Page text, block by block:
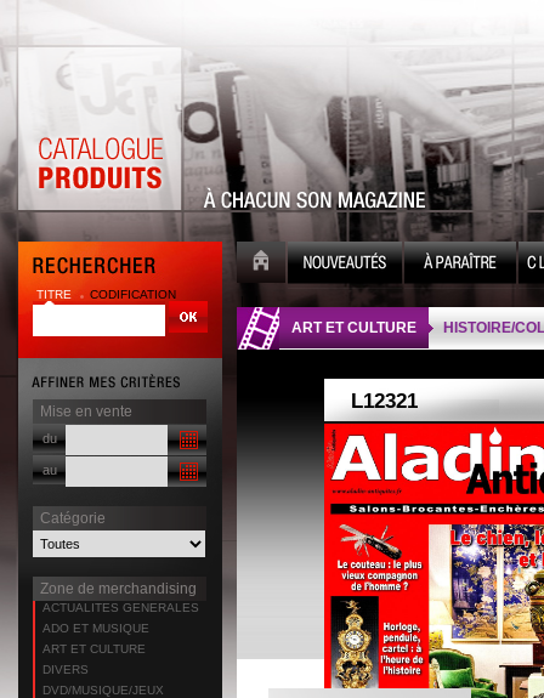
TITRE CODIFICATION
Mise en vente
du
au
Catégorie
Zone de merchandising
ACTUALITES GENERALES
ADO ET MUSIQUE
ART ET CULTURE
DIVERS
DVD/MUSIQUE/JEUX
ART ET CULTURE HISTOIRE/